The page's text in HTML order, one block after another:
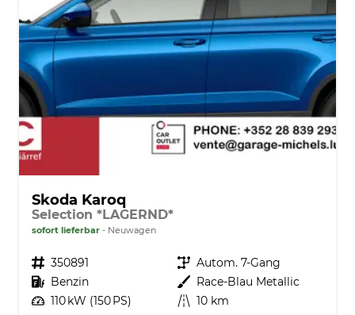
Skoda Karoq
Selection *LAGERND*
sofort lieferbar Neuwagen
Fahrzeugnr. 350891 Getriebe Autom. 7-Gang
Kraftstoff Benzin Außenfarbe Race-Blau Metallic
Leistung 110 kW (150 PS) Kilometerstand 10 km